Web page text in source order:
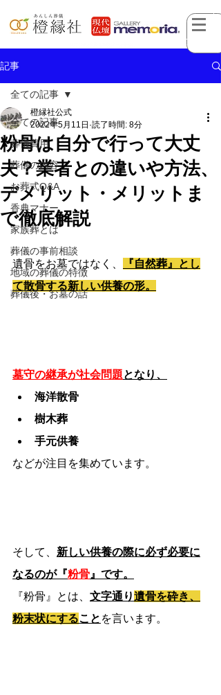
記事
全ての記事
葬儀費用
葬儀の内容
お葬式Q&A
香典マナー
家族葬とは
葬儀の事前相談
地域の葬儀の特徴
葬儀後・お墓の話
全ての記事
粉骨は自分で行って大丈
夫？業者との違いや方法、
デメリット・メリットま
で徹底解説
橙縁社公式
2022年5月11日 読了時間: 8分
遺骨をお墓ではなく、
『自然葬』とし
て散骨する新しい供養の形。
墓守の継承が社会問題となり、
海洋散骨
樹木葬
手元供養
などが注目を集めています。
そして、 新しい供養の際に必ず必要に
なるのが『粉骨 』です。
『粉骨』とは、 文字通り遺骨を砕き、
粉末状にすること を言います。